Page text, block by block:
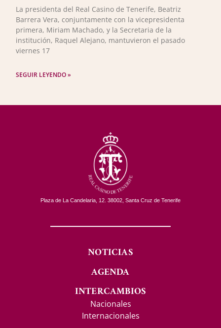
La presidenta del Real Casino de Tenerife, Beatriz
Barrera Vera, conjuntamente con la vicepresidenta
primera, Miriam Machado, y la Secretaria de la
institución, Raquel Alejano, mantuvieron el pasado
viernes 17
SEGUIR LEYENDO »
Plaza de La Candelaria, 12. 38002, Santa Cruz de Tenerife
NOTICIAS
AGENDA
INTERCAMBIOS
Nacionales
Internacionales